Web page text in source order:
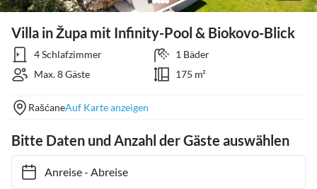
Villa in Župa mit Infinity-Pool & Biokovo-Blick
4 Schlafzimmer
1 Bäder
Max. 8 Gäste
175 m²
RašćaneAuf Karte anzeigen
Bitte Daten und Anzahl der Gäste auswählen
Anreise- Abreise